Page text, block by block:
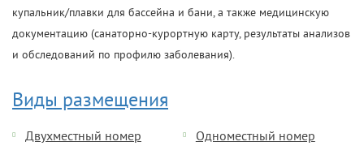
купальник/плавки для бассейна и бани, а также медицинскую
документацию (санаторно-курортную карту, результаты анализов
и обследований по профилю заболевания).
Виды размещения
Двухместный номер
Одноместный номер